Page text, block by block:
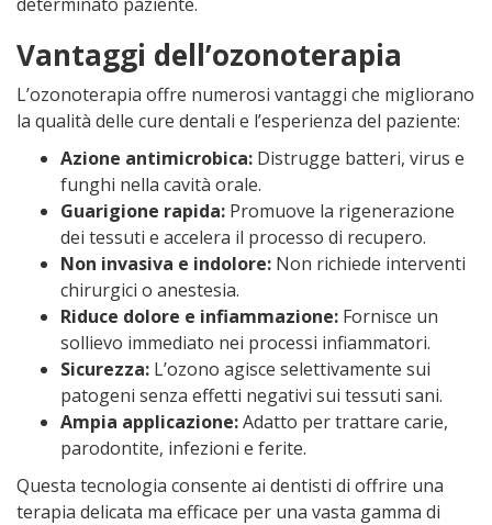
Vantaggi dell’ozonoterapia
L’ozonoterapia offre numerosi vantaggi che migliorano
la qualità delle cure dentali e l’esperienza del paziente:
Azione antimicrobica: Distrugge batteri, virus e
funghi nella cavità orale.
Guarigione rapida: Promuove la rigenerazione
dei tessuti e accelera il processo di recupero.
Non invasiva e indolore: Non richiede interventi
chirurgici o anestesia.
Riduce dolore e infiammazione: Fornisce un
sollievo immediato nei processi infiammatori.
Sicurezza: L’ozono agisce selettivamente sui
patogeni senza effetti negativi sui tessuti sani.
Ampia applicazione:Adatto per trattare carie,
parodontite, infezioni e ferite.
Questa tecnologia consente ai dentisti di offrire una
terapia delicata ma efficace per una vasta gamma di